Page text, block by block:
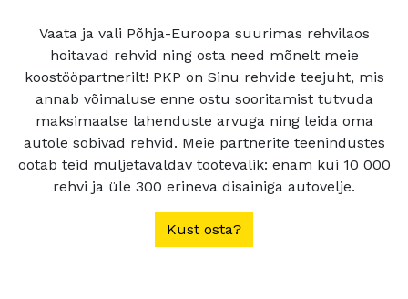
Vaata ja vali Põhja-Euroopa suurimas rehvilaos
hoitavad rehvid ning osta need mõnelt meie
koostööpartnerilt! PKP on Sinu rehvide teejuht, mis
annab võimaluse enne ostu sooritamist tutvuda
maksimaalse lahenduste arvuga ning leida oma
autole sobivad rehvid. Meie partnerite teenindustes
ootab teid muljetavaldav tootevalik: enam kui 10 000
rehvi ja üle 300 erineva disainiga autovelje.
Kust osta?